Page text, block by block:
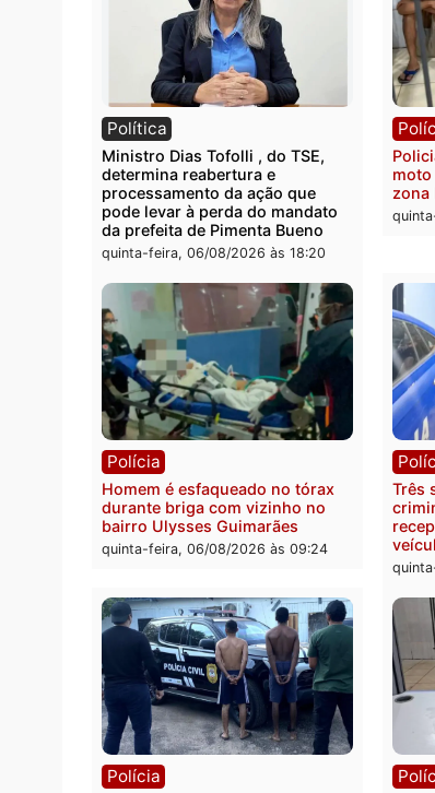
Polícia
Homem é encontrado morto em
residência no bairro Colina Park
em RO
sexta-feira, 07/08/2026 às 09:30
Política
Ministro Dias Tofolli , do TSE,
determina reabertura e
processamento da ação que
da prefeita de Pimenta Bueno
quinta-feira, 06/08/2026 às 18:20